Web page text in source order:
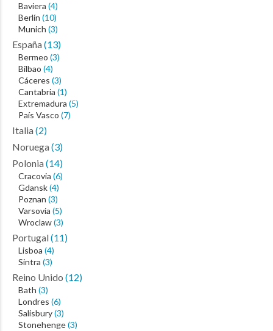
Baviera (4)
Berlín (10)
Munich (3)
España(13)
Bermeo (3)
Bilbao (4)
Cáceres (3)
Cantabria (1)
Extremadura (5)
País Vasco (7)
Italia(2)
Noruega(3)
Polonia(14)
Cracovia (6)
Gdansk(4)
Poznan (3)
Varsovia (5)
Wroclaw(3)
Portugal(11)
Lisboa (4)
Sintra (3)
Reino Unido (12)
Bath (3)
Londres (6)
Salisbury(3)
Stonehenge(3)